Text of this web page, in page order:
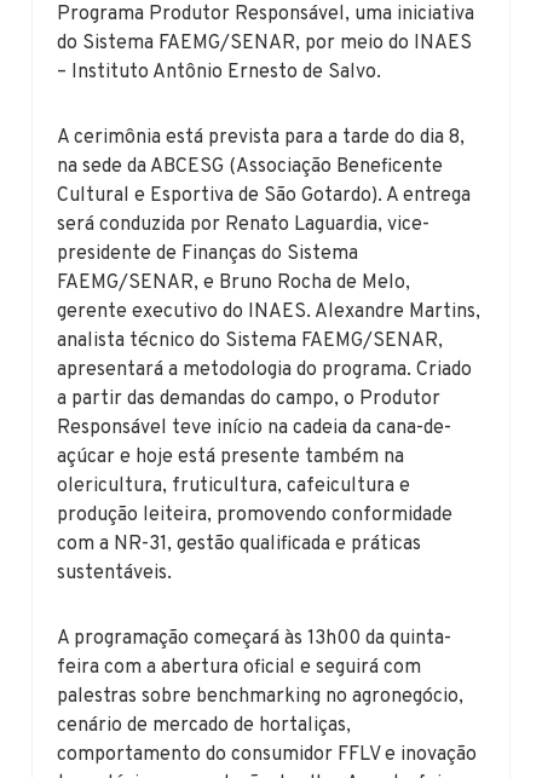
Programa Produtor Responsável, uma iniciativa
do Sistema FAEMG/SENAR, por meio do INAES
– Instituto Antônio Ernesto de Salvo.
A cerimônia está prevista para a tarde do dia 8,
na sede da ABCESG (Associação Beneficente
Cultural e Esportiva de São Gotardo). A entrega
será conduzida por Renato Laguardia, vice-
presidente de Finanças do Sistema
FAEMG/SENAR, e Bruno Rocha de Melo,
gerente executivo do INAES. Alexandre Martins,
analista técnico do Sistema FAEMG/SENAR,
apresentará a metodologia do programa. Criado
a partir das demandas do campo, o Produtor
Responsável teve início na cadeia da cana-de-
açúcar e hoje está presente também na
olericultura, fruticultura, cafeicultura e
produção leiteira, promovendo conformidade
com a NR-31, gestão qualificada e práticas
sustentáveis.
A programação começará às 13h00 da quinta-
feira com a abertura oficial e seguirá com
palestras sobre benchmarking no agronegócio,
cenário de mercado de hortaliças,
comportamento do consumidor FFLV e inovação